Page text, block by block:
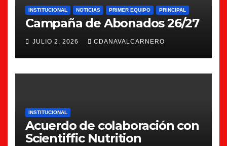
INSTITUCIONAL NOTICIAS PRIMER EQUIPO PRINCIPAL
Campaña de Abonados 26/27
JULIO 2, 2026 CDANAVALCARNERO
INSTITUCIONAL
Acuerdo de colaboración con
Scientiffic Nutrition